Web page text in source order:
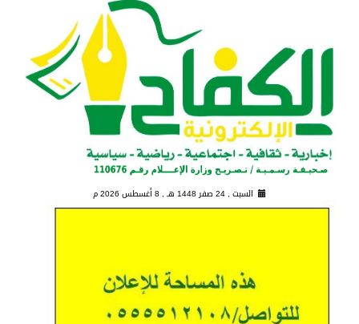
السبت , 24 صفر 1448 هـ , 8 أغسطس 2026 م